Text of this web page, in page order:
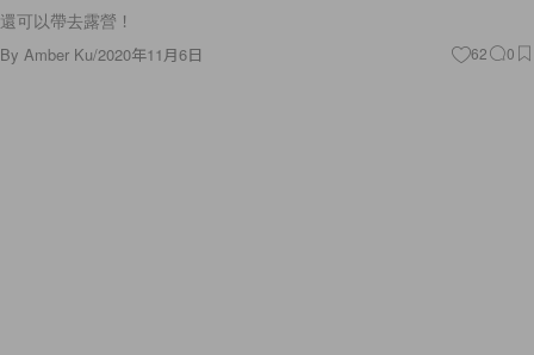
還可以帶去露營！
By Amber Ku/2020年11月6日 62 0